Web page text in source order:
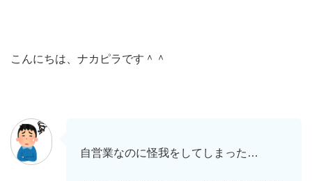
こんにちは、ナカピラです＾＾
自営業なのに怪我をしてしまった…